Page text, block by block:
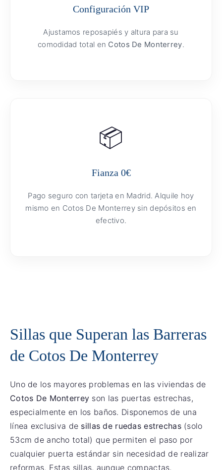
Configuración VIP
Ajustamos reposapiés y altura para su
comodidad total en Cotos De Monterrey.
📦
Fianza 0€
Pago seguro con tarjeta en Madrid. Alquile hoy
mismo en Cotos De Monterrey sin depósitos en
efectivo.
Sillas que Superan las Barreras
de Cotos De Monterrey
Uno de los mayores problemas en las viviendas de
Cotos De Monterrey son las puertas estrechas,
especialmente en los baños. Disponemos de una
línea exclusiva de sillas de ruedas estrechas(solo
53cm de ancho total) que permiten el paso por
cualquier puerta estándar sin necesidad de realizar
reformas. Estas sillas, aunque compactas,